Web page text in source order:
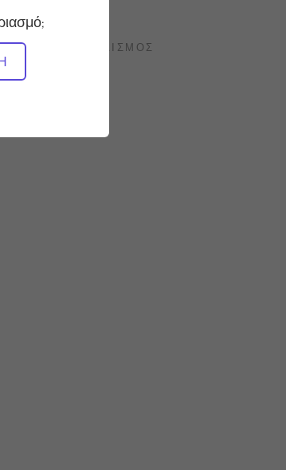
ΕΞΟΠΛΙΣΜΌΣ
Push Up